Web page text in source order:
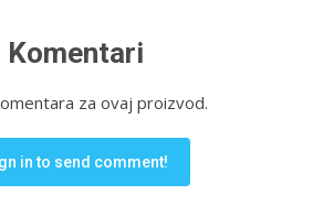
Komentari
za ovaj proizvod.
in to send comment!